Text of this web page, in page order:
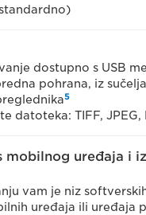
dostupno s USB
pohrana, iz
5
datoteka: TIFF, JPEG,
mobilnog uređaja i
vam je niz
uređaja ili uređaja